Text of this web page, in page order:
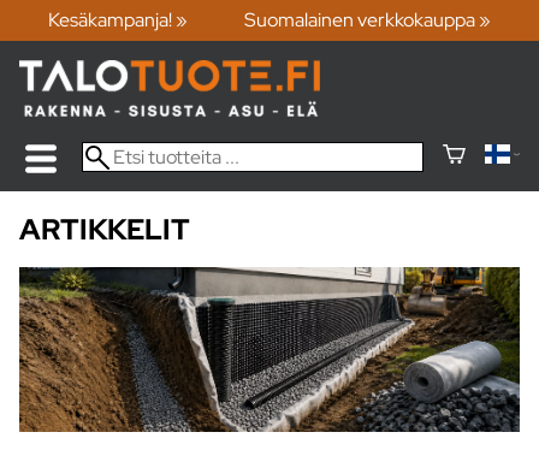
Kesäkampanja! » Suomalainen verkkokauppa »
ARTIKKELIT